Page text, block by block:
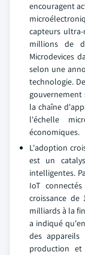
encouragent
capteurs
millions de
Microdevices
selon une
technologie.
la chaîne
l'échelle
économiques.
L'adoption
est un
intelligentes.
IoT
croissance
milliards à la
a indiqué
des
production et